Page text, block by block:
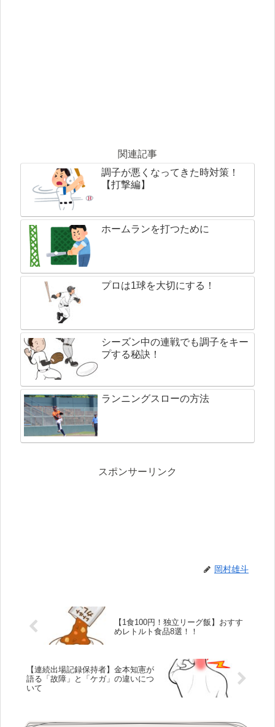
関連記事
調子が悪くなってきた時対策！
【打撃編】
ホームランを打つために
プロは1球を大切にする！
シーズン中の連戦でも調子をキー
プする秘訣！
ランニングスローの方法
スポンサーリンク
岡村雄斗
【1食100円！独立リーグ飯】おすす
めレトルト食品8選！！
【連続出場記録保持者】金本知憲が
語る「故障」と「ケガ」の違いにつ
いて